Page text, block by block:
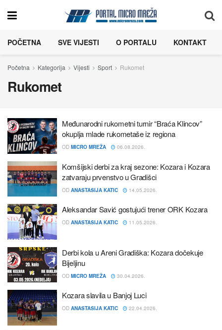
POČETNA SVE VIJESTI O PORTALU KONTAKT
Početna Kategorija Vijesti Sport Rukomet
Rukomet
Međunarodni rukometni turnir “Braća Klincov”
okuplja mlade rukometaše iz regiona
OD MICRO MREŽA 06.08.2026.
Komšijski derbi za kraj sezone: Kozara i Kozara
zatvaraju prvenstvo u Gradišci
OD ANASTASIJA KATIC 14.05.2026.
Aleksandar Savić gostujući trener ORK Kozara
OD ANASTASIJA KATIC 11.05.2026.
Derbi kola u Areni Gradiška: Kozara dočekuje
Bijeljinu
OD MICRO MREŽA 30.04.2026.
Kozara slavila u Banjoj Luci
OD ANASTASIJA KATIC 22.04.2026.